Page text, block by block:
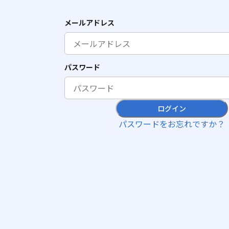
メールアドレス
パスワード
ログイン
パスワードをお忘れですか？